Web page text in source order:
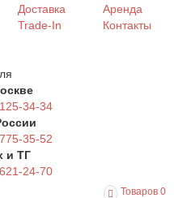
Доставка
Trade-In
Аренда
Контакты
34-34
35-52
и ТГ
24-70
Товаров 0